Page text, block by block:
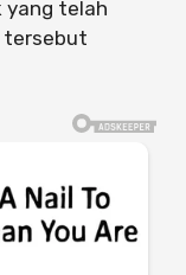
yang telah
tersebut